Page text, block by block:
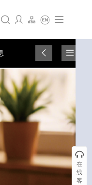
备有限公司
English
在
线
客